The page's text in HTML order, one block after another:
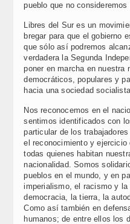
pueblo que no
Libres del Sur es un
bregar para que el gobierno
que sólo así podremos
verdadera la Segunda
poner en marcha en nuestra
democráticos, populares y
hacia una sociedad
Nos reconocemos en el
sentimos identificados con
particular de los
el reconocimiento y
todas quienes habitan
nacionalidad. Somos
pueblos en el mundo, y en
imperialismo, el racismo y
democracia, la tierra, la
Como así también en
humanos; de entre ellos los